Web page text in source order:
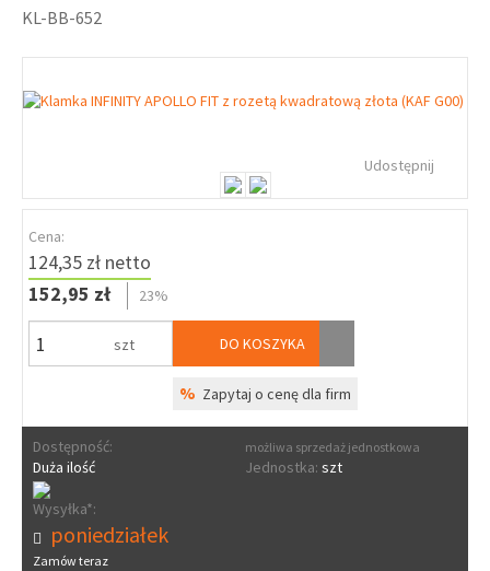
KL-BB-652
Udostępnij
Cena:
124,35 zł netto
152,95 zł
23%
szt DO KOSZYKA
% Zapytaj o cenę dla firm
Dostępność:
Duża ilość
możliwa sprzedaż jednostkowa
Jednostka: szt
Wysyłka*:
poniedziałek
Zamów teraz